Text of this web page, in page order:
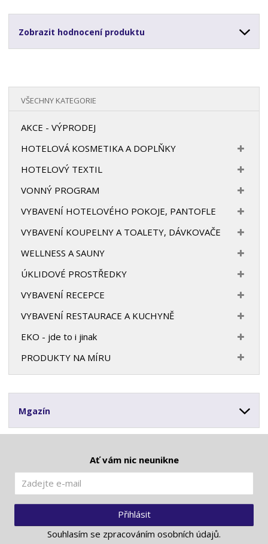
Zobrazit hodnocení produktu
VŠECHNY KATEGORIE
AKCE - VÝPRODEJ
HOTELOVÁ KOSMETIKA A DOPLŇKY
HOTELOVÝ TEXTIL
VONNÝ PROGRAM
VYBAVENÍ HOTELOVÉHO POKOJE, PANTOFLE
VYBAVENÍ KOUPELNY A TOALETY, DÁVKOVAČE
WELLNESS A SAUNY
ÚKLIDOVÉ PROSTŘEDKY
VYBAVENÍ RECEPCE
VYBAVENÍ RESTAURACE A KUCHYNĚ
EKO - jde to i jinak
PRODUKTY NA MÍRU
Mgazín
Ať vám nic neunikne
Přihlásit
Souhlasím se zpracováním osobních údajů.